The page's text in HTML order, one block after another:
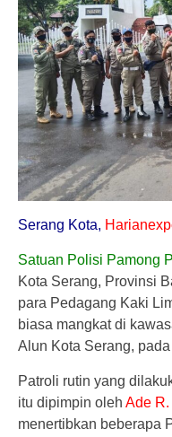
Serang Kota,
Satuan Polisi Pamong
Kota Serang, Provinsi
para Pedagang Kaki
biasa mangkat di
Alun Kota Serang, pada
Patroli rutin yang
itu dipimpin oleh Ade R.
menertibkan beberapa